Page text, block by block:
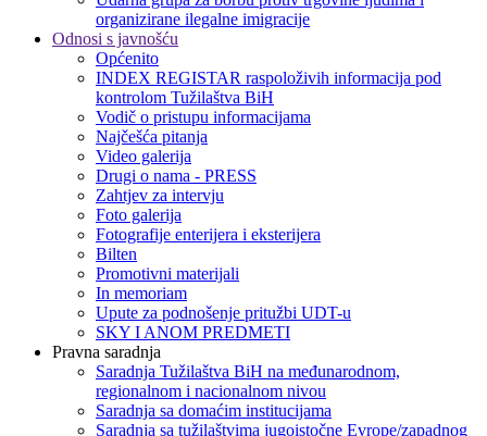
organizirane ilegalne imigracije
Odnosi s javnošću
Općenito
INDEX REGISTAR raspoloživih informacija pod
kontrolom Tužilaštva BiH
Vodič o pristupu informacijama
Najčešća pitanja
Video galerija
Drugi o nama - PRESS
Zahtjev za intervju
Foto galerija
Fotografije enterijera i eksterijera
Bilten
Promotivni materijali
In memoriam
Upute za podnošenje pritužbi UDT-u
SKY I ANOM PREDMETI
Pravna saradnja
Saradnja Tužilaštva BiH na međunarodnom,
regionalnom i nacionalnom nivou
Saradnja sa domaćim institucijama
Saradnja sa tužilaštvima jugoistočne Evrope/zapadnog